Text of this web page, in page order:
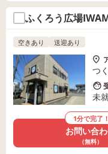
ふくろう広場
空きあり 送迎あり
つ
未
1分で完了！
お問い合
（無料）